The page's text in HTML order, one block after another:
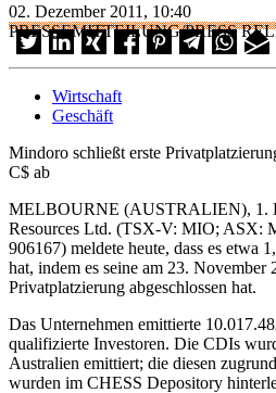
02. Dezember 2011, 10:40
PRESSEMITTEILUNG/PRESS
Wirtschaft
Geschäft
Mindoro schließt erste
C$ ab
MELBOURNE (AUSTRALIEN), 1.
Resources Ltd. (TSX-V: MIO; ASX:
906167) meldete heute, dass es etwa
hat, indem es seine am 23. November
Privatplatzierung abgeschlossen hat.
Das Unternehmen emittierte
qualifizierte Investoren. Die CDIs
Australien emittiert; die diesen
wurden im CHESS Depository